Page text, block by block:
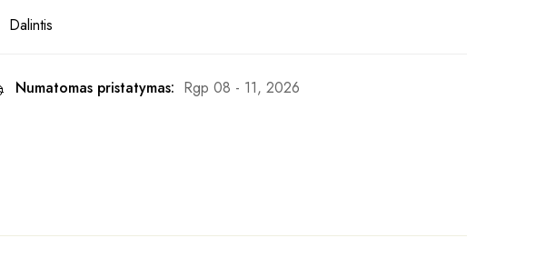
Dalintis
Numatomas pristatymas: Rgp 08 - 11, 2026